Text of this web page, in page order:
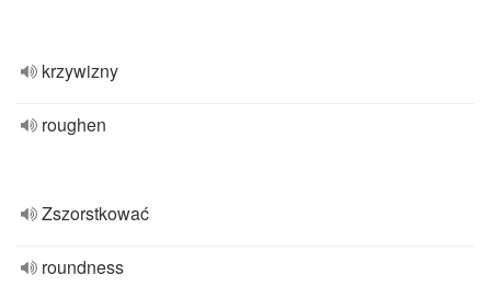
krzywizny
roughen
Zszorstkować
roundness